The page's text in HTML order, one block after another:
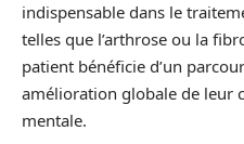
indispensable dans le
telles que l’arthrose ou la
patient bénéficie d’un
amélioration globale de leur
mentale.